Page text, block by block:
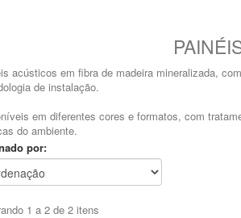
acústicos em fibra de madeira mineralizada,
de instalação.
em diferentes cores e formatos, com
do ambiente.
por:
1 a 2 de 2 itens